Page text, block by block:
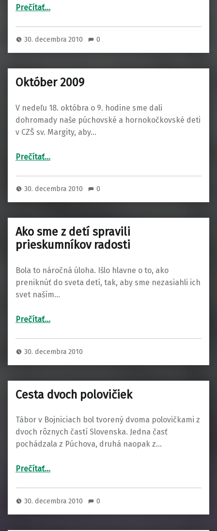
Prečítať…
30. decembra 2010 0
Október 2009
V nedeľu 18. októbra o 9. hodine sme dali
dohromady naše púchovské a hornokočkovské deti
v CZŠ sv. Margity, aby…
Prečítať
“Október 2009”
…
30. decembra 2010 0
Ako sme z detí spravili
prieskumníkov radosti
Bola to náročná úloha. Išlo hlavne o to, ako
preniknúť do sveta detí, tak, aby sme nezasiahli ich
svet naším…
Prečítať“Ako sme z detí spravili prieskumníkov radosti”
…
30. decembra 2010
Cesta dvoch polovičiek
Tábor v Bojniciach bol tvorený dvoma polovičkami z
dvoch rôznych častí Slovenska. Jedna časť
pochádzala z Púchova, druhá naopak z…
Prečítať
“Cesta dvoch polovičiek”
…
30. decembra 2010 0